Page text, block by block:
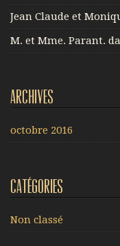
Jean Claude et
M. et Mme. Parant.
Archives
octobre 2016
Catégories
Non classé